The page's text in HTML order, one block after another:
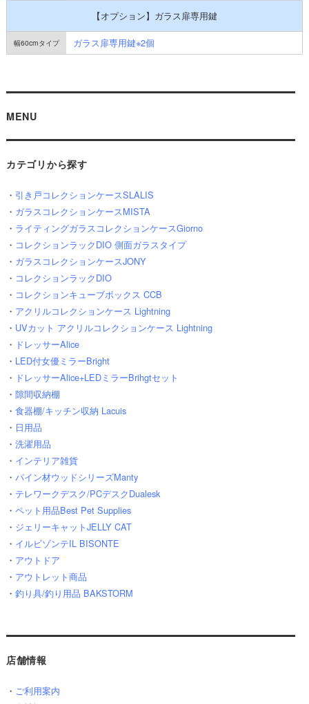
【オプション】ガラス扉専用鍵
ガラス扉専用鍵※2個
MENU
カテゴリから探す
・ 引き戸コレクションケースSLALIS
・ ガラスコレクションケースMISTA
・ ライティングガラスコレクションケースGiorno
・ コレクションラックDIO 側面ガラスタイプ
・ ガラスコレクションケースJONY
・ コレクションラックDIO
・ コレクションキューブボックス CCB
・ アクリルコレクションケース Lightning
・ UVカット アクリルコレクションケース Lightning
・ ドレッサーAlice
・ LED付女優ミラーBright
・ ドレッサーAlice+LEDミラーBrihgtセット
・ 隙間収納棚
・ 食器棚/キッチン収納 Lacuis
・ 日用品
・ 洗濯用品
・ インテリア雑貨
・ パイン材ウッドシリーズManty
・ テレワークデスク/PCデスクDualesk
・ ペット用品Best Pet Supplies
・ ジェリーキャットJELLY CAT
・ イルビゾンテIL BISONTE
・ アウトドア
・ アウトレット商品
・ 釣り具/釣り用品 BAKSTORM
店舗情報
・ ご利用案内